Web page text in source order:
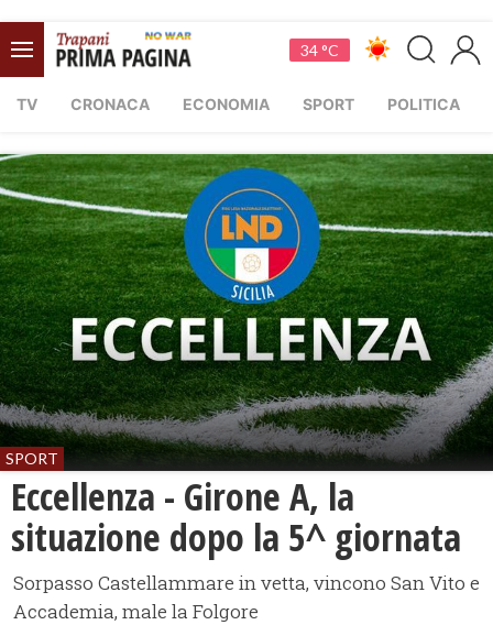
34 °C
TV CRONACA ECONOMIA SPORT POLITICA
SPORT
Eccellenza - Girone A, la
situazione dopo la 5^ giornata
Sorpasso Castellammare in vetta, vincono San Vito e
Accademia, male la Folgore